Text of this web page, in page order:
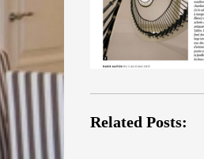
Related Posts: